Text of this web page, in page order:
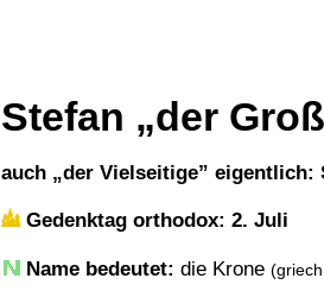
Stefan der
auch der Vielseitige eigentlich:
Gedenktag orthodox: 2. Juli
Name bedeutet: die Krone